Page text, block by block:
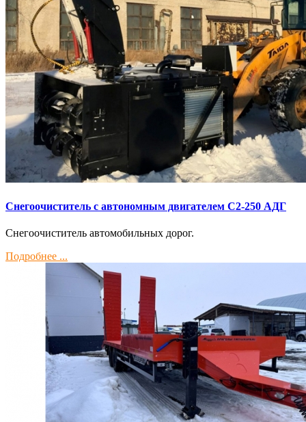
Снегоочиститель с автономным двигателем С2-250 АДГ
Снегоочиститель автомобильных дорог.
Подробнее ...